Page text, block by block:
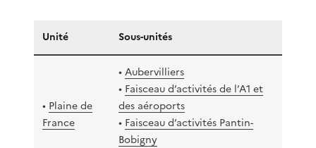
Unité Sous-unités
• Plaine de
France
•Aubervilliers
• Faisceau d’activités de l’A1 et
des aéroports
• Faisceau d’activités Pantin-
Bobigny